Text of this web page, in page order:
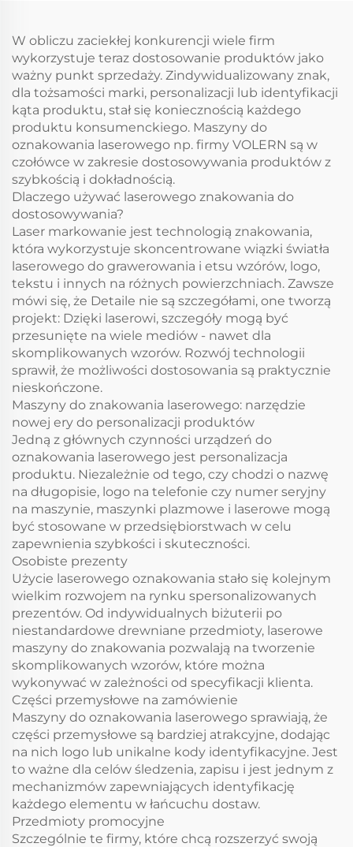
W obliczu zaciekłej konkurencji wiele firm
wykorzystuje teraz dostosowanie produktów jako
ważny punkt sprzedaży. Zindywidualizowany znak,
dla tożsamości marki, personalizacji lub identyfikacji
kąta produktu, stał się koniecznością każdego
produktu konsumenckiego. Maszyny do
oznakowania laserowego np. firmy VOLERN są w
czołówce w zakresie dostosowywania produktów z
szybkością i dokładnością.
Dlaczego używać laserowego znakowania do
dostosowywania?
Laser markowanie jest technologią znakowania,
która wykorzystuje skoncentrowane wiązki światła
laserowego do grawerowania i etsu wzórów, logo,
tekstu i innych na różnych powierzchniach. Zawsze
mówi się, że Detaile nie są szczegółami, one tworzą
projekt: Dzięki laserowi, szczegóły mogą być
przesunięte na wiele mediów - nawet dla
skomplikowanych wzorów. Rozwój technologii
sprawił, że możliwości dostosowania są praktycznie
nieskończone.
Maszyny do znakowania laserowego: narzędzie
nowej ery do personalizacji produktów
Jedną z głównych czynności urządzeń do
oznakowania laserowego jest personalizacja
produktu. Niezależnie od tego, czy chodzi o nazwę
na długopisie, logo na telefonie czy numer seryjny
na maszynie, maszynki plazmowe i laserowe mogą
być stosowane w przedsiębiorstwach w celu
zapewnienia szybkości i skuteczności.
Osobiste prezenty
Użycie laserowego oznakowania stało się kolejnym
wielkim rozwojem na rynku spersonalizowanych
prezentów. Od indywidualnych biżuterii po
niestandardowe drewniane przedmioty, laserowe
maszyny do znakowania pozwalają na tworzenie
skomplikowanych wzorów, które można
wykonywać w zależności od specyfikacji klienta.
Części przemysłowe na zamówienie
Maszyny do oznakowania laserowego sprawiają, że
części przemysłowe są bardziej atrakcyjne, dodając
na nich logo lub unikalne kody identyfikacyjne. Jest
to ważne dla celów śledzenia, zapisu i jest jednym z
mechanizmów zapewniających identyfikację
każdego elementu w łańcuchu dostaw.
Przedmioty promocyjne
Szczególnie te firmy, które chcą rozszerzyć swoją